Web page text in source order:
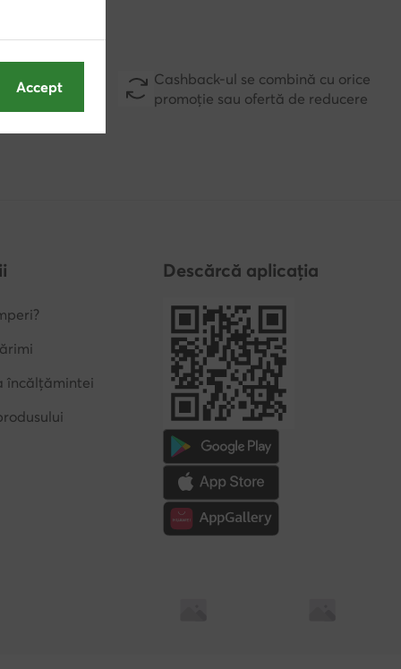
Cashback-ul se combină cu orice
promoție sau ofertă de reducere
încălțămintei
Descărcă aplicația
Accept